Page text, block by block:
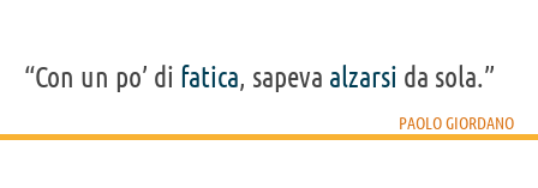
“Con un po’ di fatica, sapeva alzarsi da sola.”
PAOLO GIORDANO